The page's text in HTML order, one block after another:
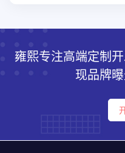
雍熙专注高端定制
现品牌